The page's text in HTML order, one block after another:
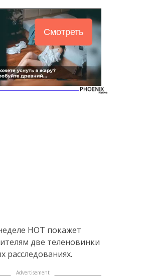
Смотреть
НОТ покажет
две теленовинки
расследованиях.